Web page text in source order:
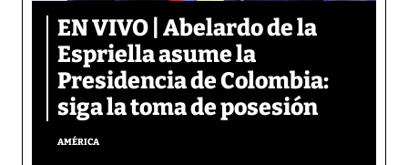
EN VIVO | Abelardo de la
Espriella asume la
Presidencia de Colombia:
siga la toma de posesión
AMÉRICA